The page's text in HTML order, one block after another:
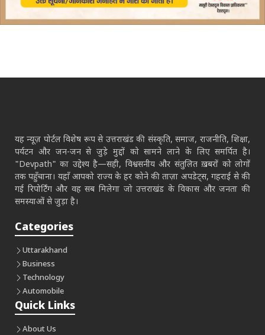
यह न्यूज़ पोर्टल विशेष रूप से उत्तराखंड की संस्कृति, समाज, राजनीति, शिक्षा,
पर्यटन और जन-जन से जुड़े मुद्दों को सामने लाने के लिए समर्पित है।
"Devpath" का उद्देश्य है—सही, विश्वसनीय और संतुलित ख़बरों को लोगों
तक पहुँचाना। यहाँ आपको राज्य के हर कोने की ताज़ा अपडेट्स, गहराई से की
गई रिपोर्टिंग और वह सब मिलेगा जो उत्तराखंड के विकास और जनता की
समस्याओं से जुड़ा है।
Categories
Uttarakhand
Business
Technology
Automobile
Quick Links
About Us